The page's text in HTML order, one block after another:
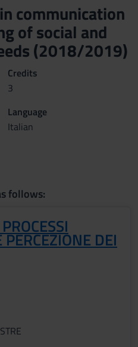
communication
of social and
(2018/2019)
Credits
3
Language
Italian
follows:
DEI